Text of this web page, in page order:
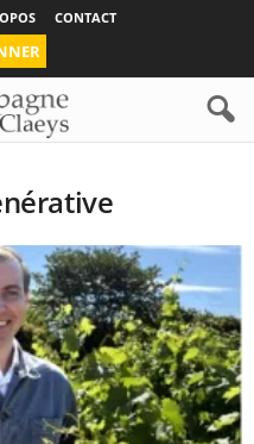
CONTACT